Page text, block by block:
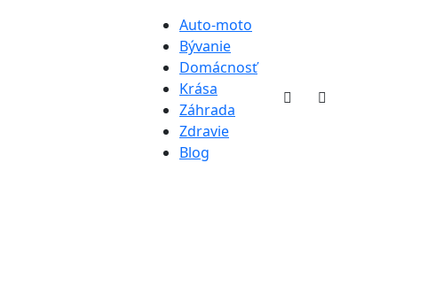
Auto-moto
Bývanie
Domácnosť
Krása
Záhrada
Zdravie
Blog